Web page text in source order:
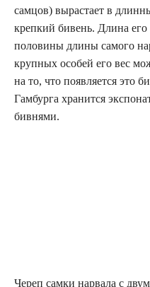
самцов) вырастает в
крепкий бивень. Длина его
половины длины самого
крупных особей его вес
на то, что появляется это
Гамбурга хранится
бивнями.
Череп самки нарвала с